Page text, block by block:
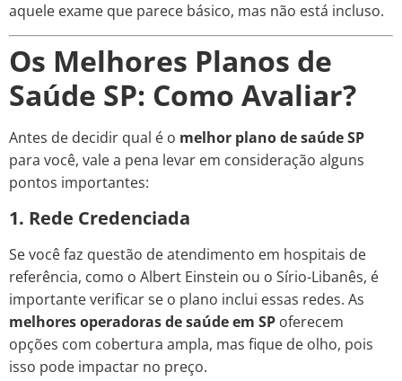
aquele exame que parece básico, mas não está incluso.
Os Melhores Planos de
Saúde SP: Como Avaliar?
Antes de decidir qual é o melhor plano de saúde SP
para você, vale a pena levar em consideração alguns
pontos importantes:
1. Rede Credenciada
Se você faz questão de atendimento em hospitais de
referência, como o Albert Einstein ou o Sírio-Libanês, é
importante verificar se o plano inclui essas redes. As
melhores operadoras de saúde em SP oferecem
opções com cobertura ampla, mas fique de olho, pois
isso pode impactar no preço.